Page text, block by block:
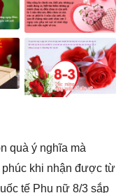
quà ý nghĩa mà
khi nhận được từ
tế Phụ nữ 8/3 sắp